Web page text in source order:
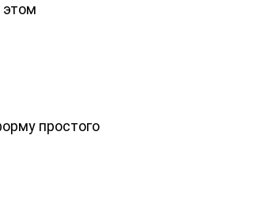
этом
простого